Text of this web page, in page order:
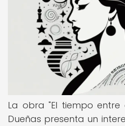
La obra "El tiempo
Dueñas presenta un